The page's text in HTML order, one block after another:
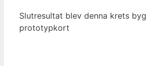
Slutresultat blev denna krets
prototypkort